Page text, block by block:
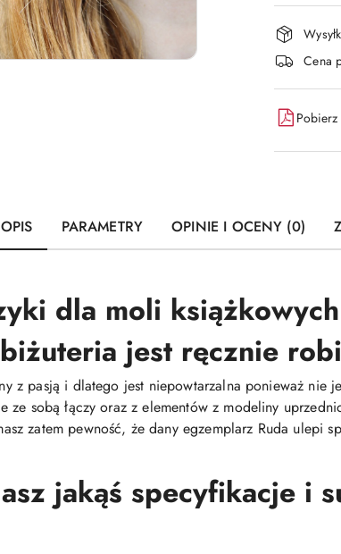
i
Cena
OPIS PARAMETRY OPINIE I OCENY (0)
dla moli
jest ręcznie
z pasją i dlatego jest niepowtarzalna ponieważ nie
ze sobą łączy oraz z elementów z modeliny
zatem pewność, że dany egzemplarz Ruda ulepi
jakąś specyfikacje i